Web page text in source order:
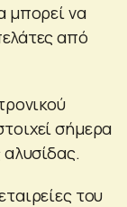
μπορεί να
από
σήμερα
του